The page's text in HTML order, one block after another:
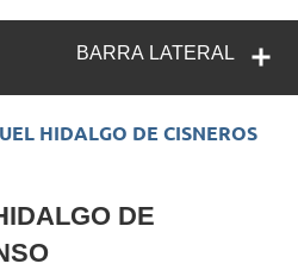
BARRA LATERAL
HIDALGO DE CISNEROS
DE